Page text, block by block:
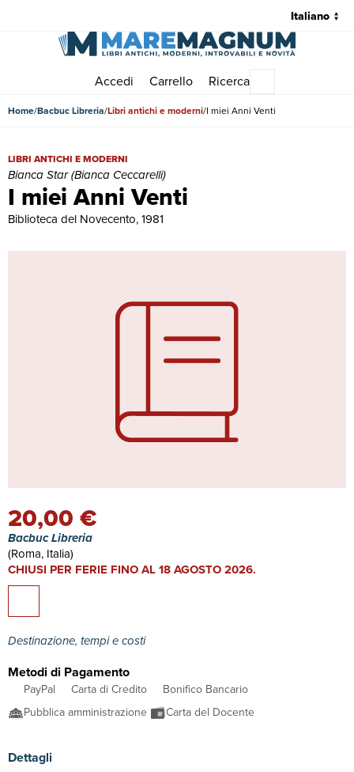
Accedi Carrello Ricerca
Home Bacbuc Libreria Libri antichi e moderni I miei Anni Venti
I miei Anni Venti
I miei Anni Venti | Libri antichi e moderni | Bianca Star (Bianca
LIBRI ANTICHI E MODERNI
Bianca Star (Bianca Ceccarelli)
Biblioteca del Novecento, 1981
20,00 €
Bacbuc Libreria
(Roma, Italia)
CHIUSI PER FERIE FINO AL 18 AGOSTO 2026.
Destinazione, tempi e costi
Metodi di Pagamento
PayPal Carta di Credito
Bonifico Bancario
Pubblica amministrazione
Carta del Docente
Dettagli